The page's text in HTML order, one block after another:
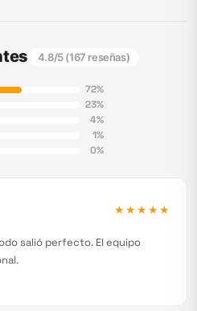
4.8/5 (167 reseñas)
72%
23%
4%
1%
0%
★★★★★
salió perfecto. El equipo